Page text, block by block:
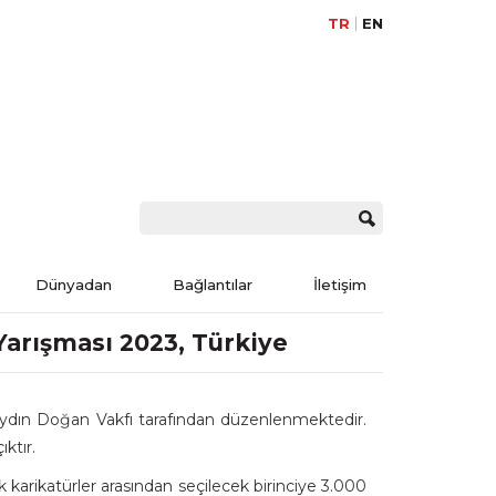
TR EN
Dünyadan Bağlantılar İletişim
2023, Türkiye
Doğan Vakfı tarafından düzenlenmektedir.
karikatürler arasından seçilecek birinciye 3.000